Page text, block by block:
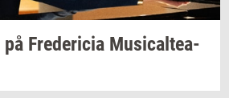
på Fre­de­ri­cia Mu­si­cal­te­a­